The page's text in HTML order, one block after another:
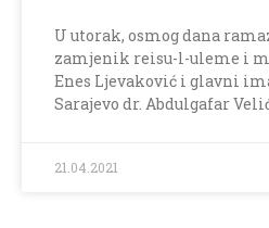
U utorak, osmog dana
zamjenik reisu-l-uleme i
Enes Ljevaković i glavni
Sarajevo dr. Abdulgafar
21.04.2021